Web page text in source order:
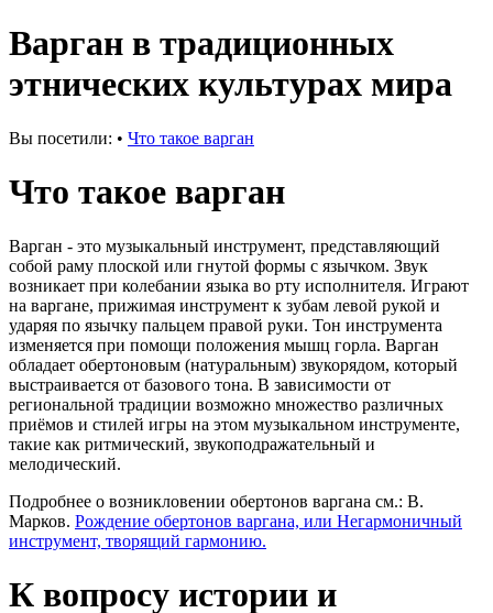
Варган в традиционных
этнических культурах мира
Вы посетили: • Что такое варган
Что такое варган
Варган - это музыкальный инструмент, представляющий
собой раму плоской или гнутой формы с язычком. Звук
возникает при колебании языка во рту исполнителя. Играют
на варгане, прижимая инструмент к зубам левой рукой и
ударяя по язычку пальцем правой руки. Тон инструмента
изменяется при помощи положения мышц горла. Варган
обладает обертоновым (натуральным) звукорядом, который
выстраивается от базового тона. В зависимости от
региональной традиции возможно множество различных
приёмов и стилей игры на этом музыкальном инструменте,
такие как ритмический, звукоподражательный и
мелодический.
Подробнее о возникловении обертонов варгана см.: В.
Марков. Рождение обертонов варгана, или Негармоничный
инструмент, творящий гармонию.
К вопросу истории и